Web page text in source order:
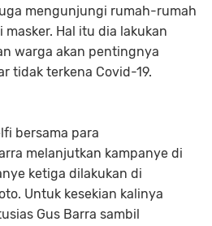
mengunjungi rumah-rumah
Hal itu dia lakukan
warga akan pentingnya
tidak terkena Covid-19.
bersama para
melanjutkan kampanye di
ketiga dilakukan di
Untuk kesekian kalinya
Gus Barra sambil